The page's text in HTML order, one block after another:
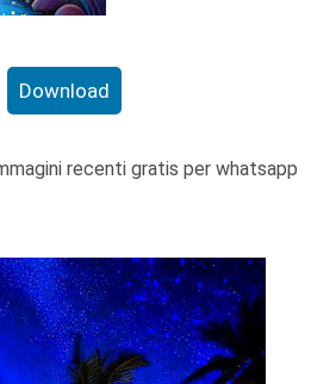
Download
recenti gratis per whatsapp